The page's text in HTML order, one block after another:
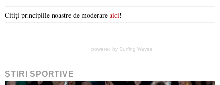
Citiți principiile noastre de moderare aici!
powered by Surfing Waves
ŞTIRI SPORTIVE